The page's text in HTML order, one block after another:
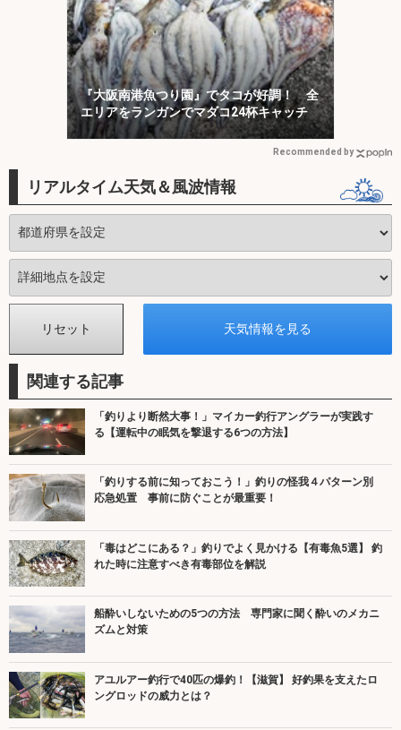
『大阪南港魚つり園』でタコが好調！ 全
エリアをランガンでマダコ24杯キャッチ
Recommended by
リアルタイム天気＆風波情報
関連する記事
「釣りより断然大事！」マイカー釣行アングラーが実践す
る【運転中の眠気を撃退する6つの方法】
「釣りする前に知っておこう！」釣りの怪我４パターン別
応急処置 事前に防ぐことが最重要！
「毒はどこにある？」釣りでよく見かける【有毒魚5選】 釣
れた時に注意すべき有毒部位を解説
船酔いしないための5つの方法 専門家に聞く酔いのメカニ
ズムと対策
アユルアー釣行で40匹の爆釣！【滋賀】 好釣果を支えたロ
ングロッドの威力とは？